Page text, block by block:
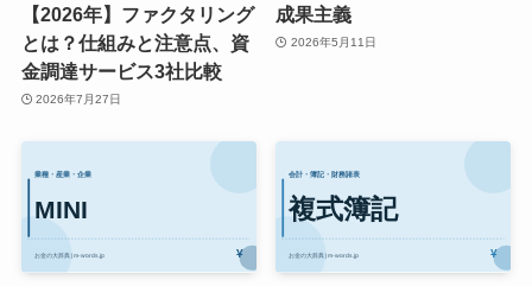
【2026年】ファクタリング
とは？仕組みと注意点、資
金調達サービス3社比較
2026年7月27日
成果主義
2026年5月11日